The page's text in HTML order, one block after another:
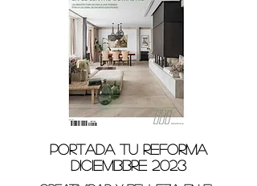
PORTADA TU REFORMA
DICIEMBBRE 2023